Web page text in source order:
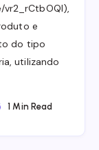
e
do tipo
utilizando
1 Min Read